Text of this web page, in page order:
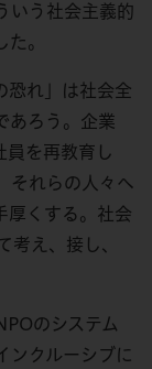
いう社会主義的
。
恐れ」は社会全
あろう。企業
員を再教育し
それらの人々へ
厚くする。社会
考え、接し、
のシステム
ンクルーシブに